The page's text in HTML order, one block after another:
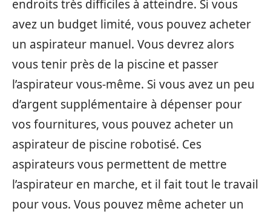
endroits très difficiles à atteindre. Si vous
avez un budget limité, vous pouvez acheter
un aspirateur manuel. Vous devrez alors
vous tenir près de la piscine et passer
l’aspirateur vous-même. Si vous avez un peu
d’argent supplémentaire à dépenser pour
vos fournitures, vous pouvez acheter un
aspirateur de piscine robotisé. Ces
aspirateurs vous permettent de mettre
l’aspirateur en marche, et il fait tout le travail
pour vous. Vous pouvez même acheter un